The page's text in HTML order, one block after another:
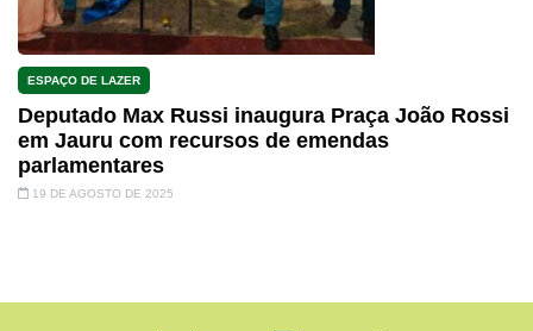
ESPAÇO DE LAZER
Deputado Max Russi inaugura Praça João Rossi
em Jauru com recursos de emendas
parlamentares
19 DE AGOSTO DE 2025